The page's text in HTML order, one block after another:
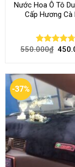
Nước Hoa Ô Tô
Cấp Hương Cà
Rated4.70
550.000₫
-37%